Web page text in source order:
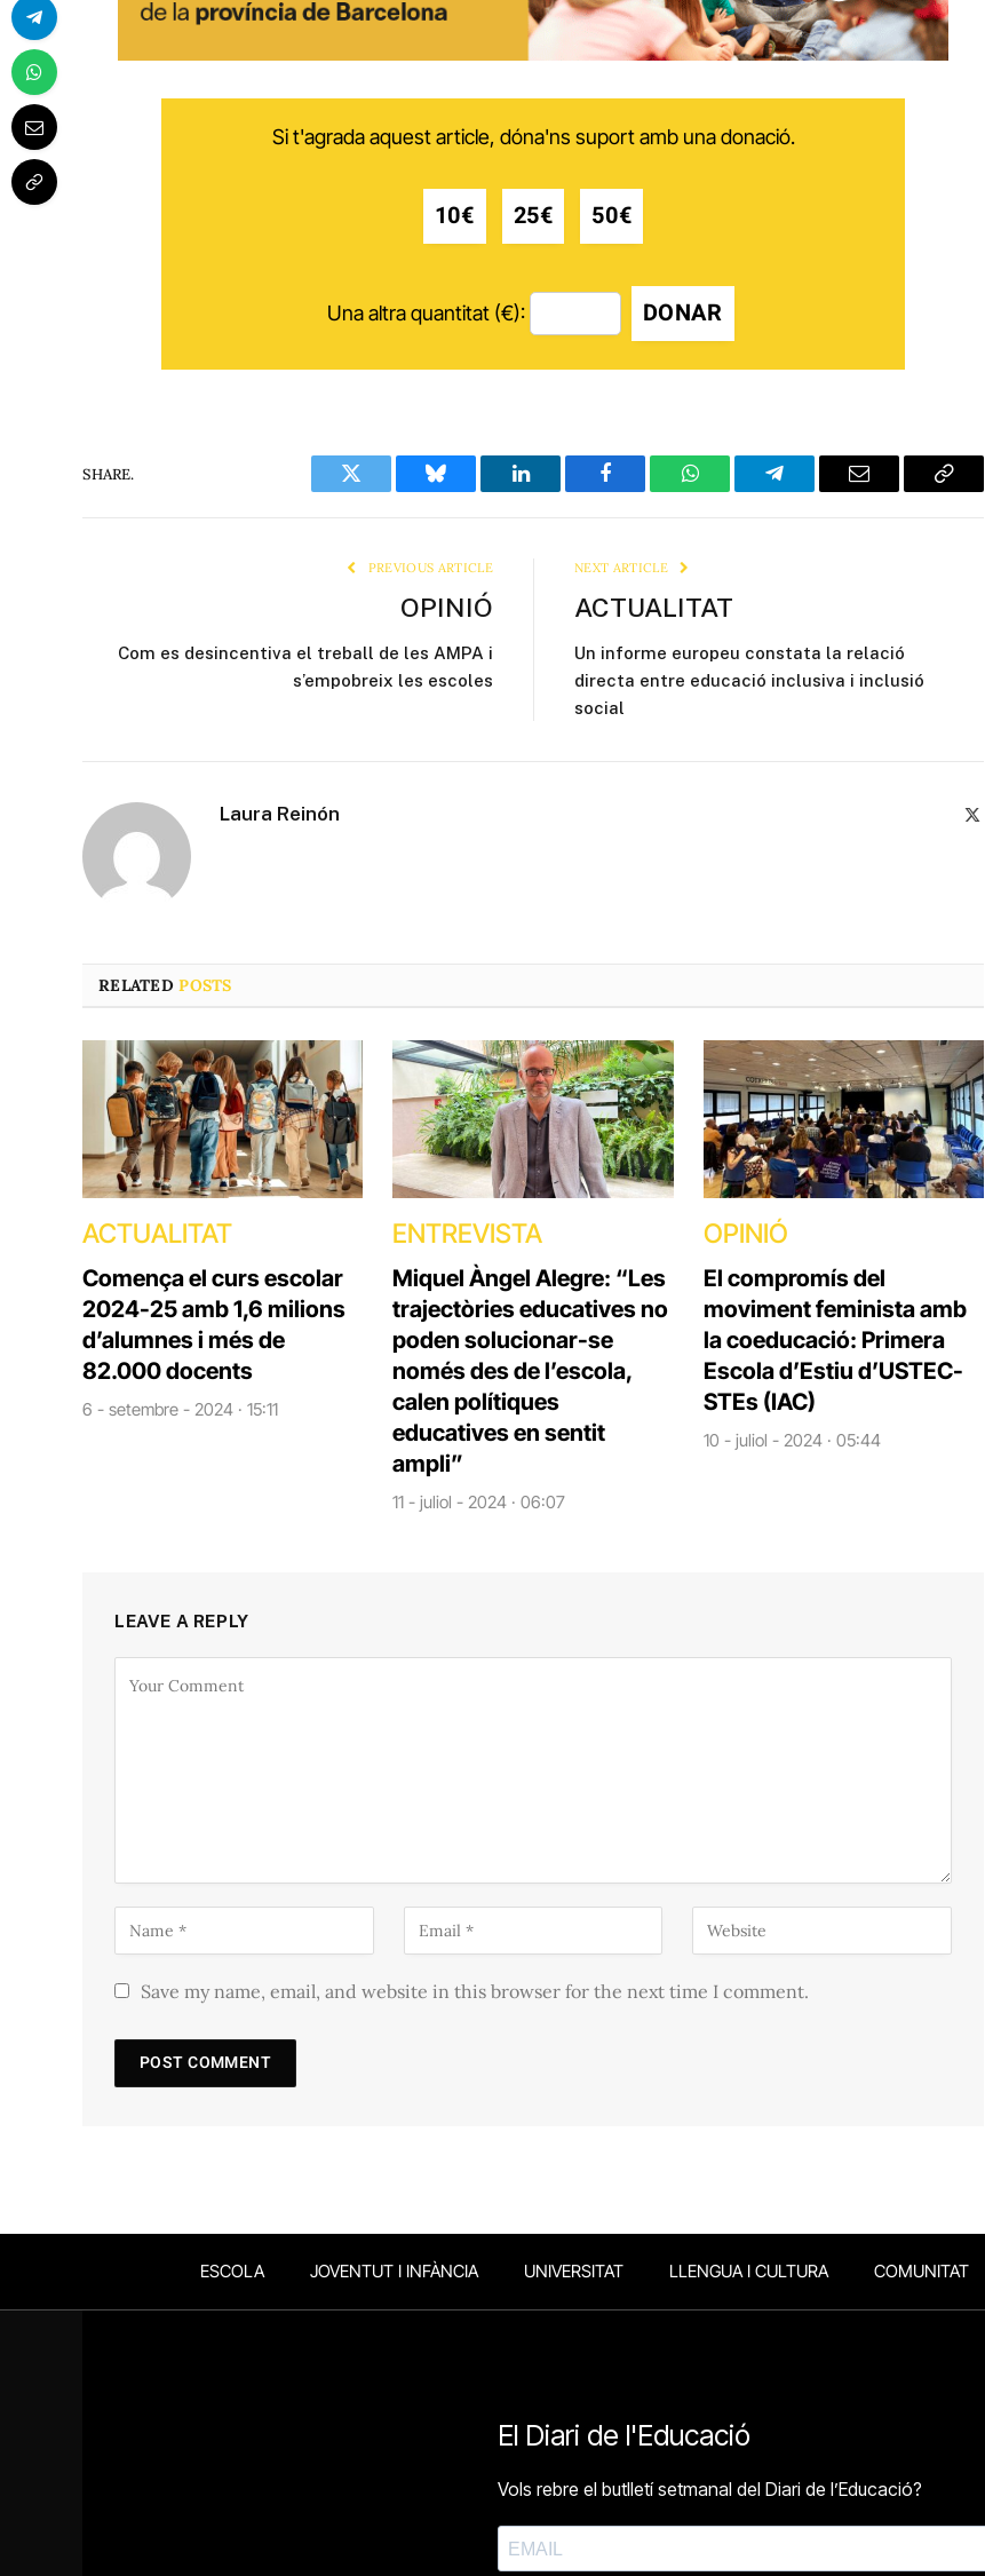
Si t'agrada aquest article, dóna'ns suport amb una donació.
10€ 25€ 50€
Una altra quantitat (€): DONAR
SHARE.
Twitter Bluesky LinkedIn Facebook WhatsAppTelegram Email
Copy
PREVIOUS ARTICLE
OPINIÓ
Com es desincentiva el treball de les AMPA i
s’empobreix les escoles
NEXT ARTICLE
ACTUALITAT
Un informe europeu constata la relació
directa entre educació inclusiva i inclusió
social
Laura Reinón
RELATEDPOSTS
ACTUALITAT
Comença el curs escolar
2024-25 amb 1,6 milions
d’alumnes i més de
82.000 docents
6 - setembre - 2024 · 15:11
ENTREVISTA
Miquel Àngel Alegre: “Les
trajectòries educatives no
poden solucionar-se
només des de l’escola,
calen polítiques
educatives en sentit
ampli”
11 - juliol - 2024 · 06:07
OPINIÓ
El compromís del
moviment feminista amb
la coeducació: Primera
Escola d’Estiu d’USTEC-
STEs (IAC)
10 - juliol - 2024 · 05:44
LEAVE A REPLY
Save my name, email, and website in this browser for the next time I comment.
ESCOLA JOVENTUT I INFÀNCIA UNIVERSITAT LLENGUA I CULTURA COMUNITAT